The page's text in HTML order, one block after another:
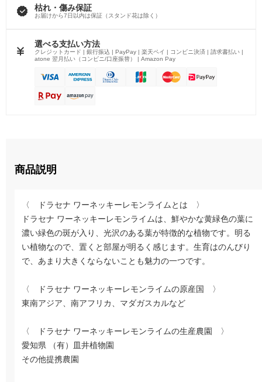
枯れ・傷み保証
お届けから7日以内は保証（スタンド花は除く）
選べる支払い方法
クレジットカード | 銀行振込 | PayPay | 楽天ペイ | コンビニ決済 | 請求書払い |
atone 翌月払い（コンビニ/口座振替） | Amazon Pay
商品説明
〈 ドラセナ ワーネッキーレモンライムとは 〉
ドラセナ ワーネッキーレモンライムは、鮮やかな黄緑色の葉に
濃い緑色の斑が入り、光沢のある葉が特徴的な植物です。明る
い植物なので、置くと部屋が明るく感じます。生育はのんびり
で、あまり大きくならないことも魅力の一つです。
〈 ドラセナ ワーネッキーレモンライムの原産国 〉
東南アジア、南アフリカ、マダガスカルなど
〈 ドラセナ ワーネッキーレモンライムの生産農園 〉
愛知県 （有）皿井植物園
その他提携農園